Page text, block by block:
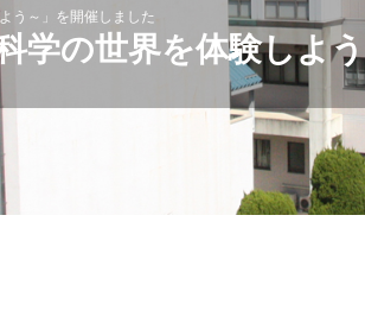
う～」を開催しました
学の世界を体験しよ